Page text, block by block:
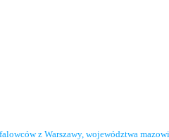
z Warszawy, województwa